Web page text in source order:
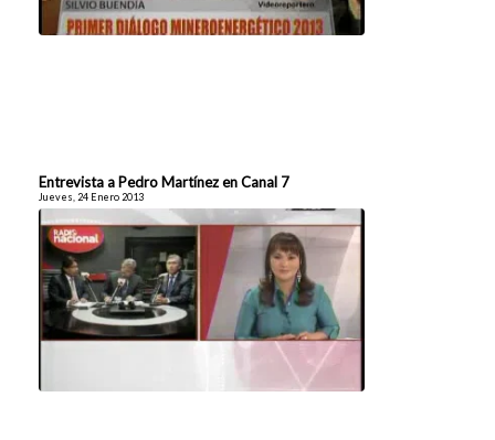
Entrevista a Pedro Martínez en Canal 7
Jueves, 24 Enero 2013